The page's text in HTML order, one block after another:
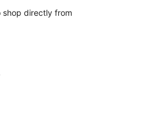
shop directly from